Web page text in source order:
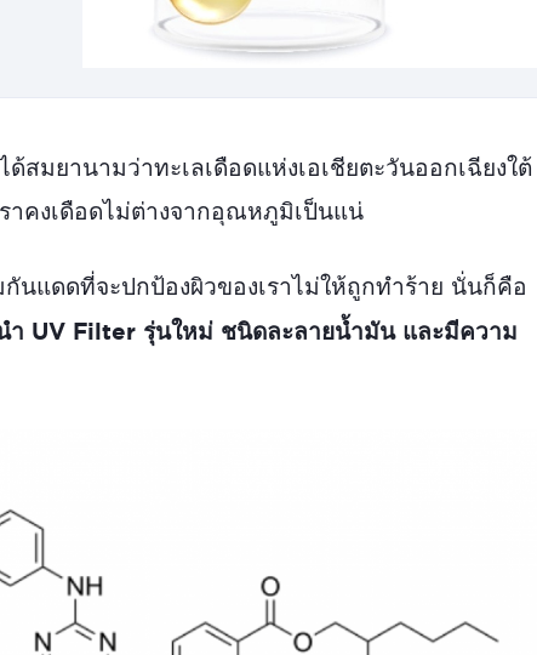
สมยานามว่าทะเลเดือดแห่งเอเชียตะวันออกเฉียงใต้
าคงเดือดไม่ต่างจากอุณหภูมิเป็นแน่
นแดดที่จะปกป้องผิวของเราไม่ให้ถูกทำร้าย นั่นก็คือ
UV Filter รุ่นใหม่ ชนิดละลายน้ำมัน และมีความ